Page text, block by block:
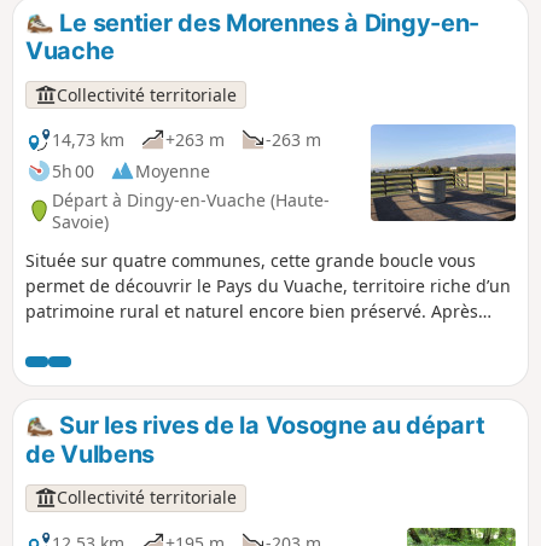
Le sentier des Morennes à Dingy-en-
Vuache
Collectivité territoriale
14,73 km
+263 m
-263 m
5h 00
Moyenne
Départ à Dingy-en-Vuache (Haute-
Savoie)
Située sur quatre communes, cette grande boucle vous
permet de découvrir le Pays du Vuache, territoire riche d’un
patrimoine rural et naturel encore bien préservé. Après
fraicheur, vous atteindrez le plateau des Longues Reisses,
où la vue panoramique s’étend de la Haute-Chaîne du Jura
aux Alpes (table d’orientation). Poursuivez ensuite votre
promenade par le parcours botanique et rejoignez le village
d'Epagny. Longez le Massif du Vuache en fin de randonnée.
Sur les rives de la Vosogne au départ
de Vulbens
Collectivité territoriale